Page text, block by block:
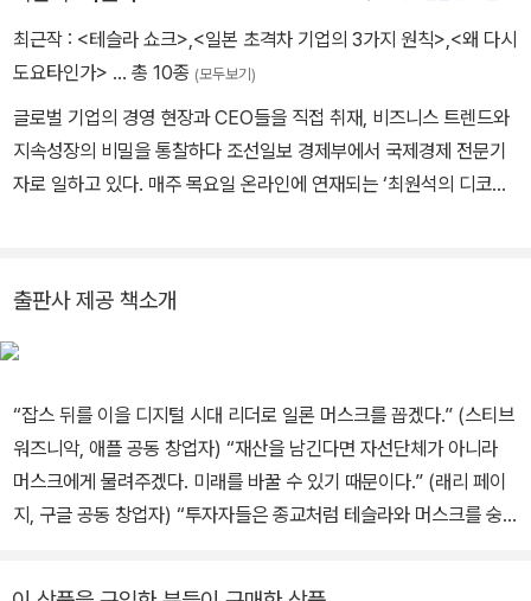
올 위기와 기회를 분석한다. 제목인 ‘테슬라 쇼크’는 인류의 3대 산업
군인 모빌리티·에너지·통신이 하나로 통합돼 강력한 경쟁력을 갖게
됐을 때 기존 산업이 받게 될 충격이라고 볼 수 있다.
최근작 : <테슬라 쇼크>,<일본 초격차 기업의 3가지 원칙>,<왜 다시
도요타인가> … 총 10종 (모두보기)
글로벌 기업의 경영 현장과 CEO들을 직접 취재, 비즈니스 트렌드와
지속성장의 비밀을 통찰하다 조선일보 경제부에서 국제경제 전문기
자로 일하고 있다. 매주 목요일 온라인에 연재되는 ‘최원석의 디코드
일보 뉴스레터 서비스 가운데 구독자 수 1위를 달릴 만큼 인기다. 첫
책 《왜 다시 도요타인가》(2016)를 출간해 업계에 반향을 일으켰고,
스트셀러가 되었다. 1997년 조선일보에 입사하여 사회부·문화부·산
업부·국제부에서 취재했고, 2017년 경제경영섹션 ‘위클리비즈’ 산업
팀장, 2018~2019년 경제경영주간지 <이코노미조선> 편집장 등을
거치며 전세계 성공 기업을 취재하고 내로라하는 CEO·석학 등을 인
출판사 제공 책소개
“잡스 뒤를 이을 디지털 시대 리더로 일론 머스크를 꼽겠다.” (스티브
워즈니악, 애플 공동 창업자) “재산을 남긴다면 자선단체가 아니라
머스크에게 물려주겠다. 미래를 바꿀 수 있기 때문이다.” (래리 페이
지, 구글 공동 창업자) “투자자들은 종교처럼 테슬라와 머스크를 숭